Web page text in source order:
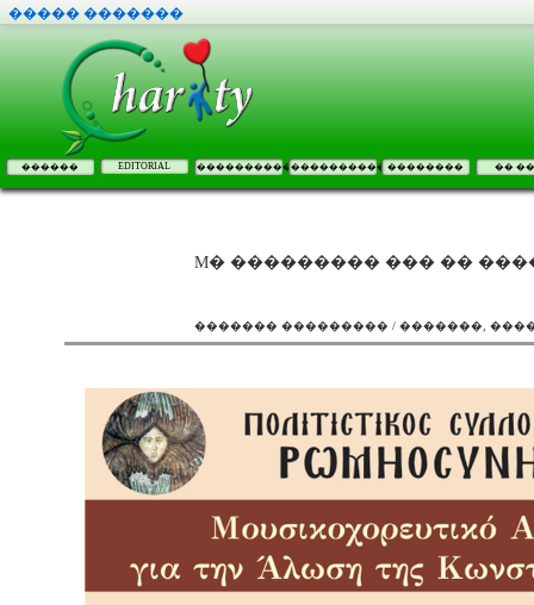
����� �������
������ EDITORIAL �������������������� �������� ��
M� ��������� ��� ��
������� ��������� / �������,